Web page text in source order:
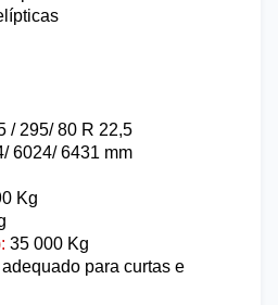
/ 295/ 80 R 22,5
6024/ 6431 mm
Kg
35 000 Kg
para curtas e